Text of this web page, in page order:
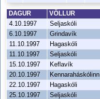
DAGUR VÖLLUR
4.10.1997
Seljaskóli
6.10.1997
Grindavík
11.10.1997
Hagaskóli
11.10.1997
Seljaskóli
15.10.1997
Keflavík
20.10.1997
Kennaraháskólinn
22.10.1997
Hagaskóli
25.10.1997
Seljaskóli